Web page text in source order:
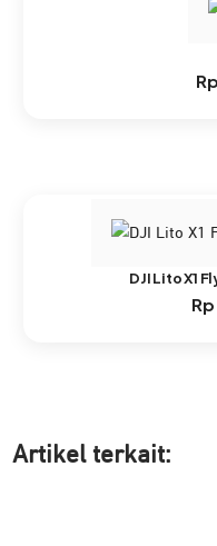
Rp
DJI Lito X1
Rp
Artikel terkait: